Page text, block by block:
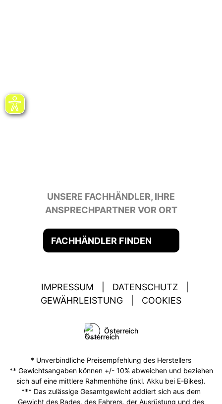
UNSERE FACHHÄNDLER, IHRE
ANSPRECHPARTNER VOR ORT
FACHHÄNDLER FINDEN
IMPRESSUM DATENSCHUTZ
GEWÄHRLEISTUNG
COOKIES
Österreich
* Unverbindliche Preisempfehlung des Herstellers
** Gewichtsangaben können +/- 10% abweichen und beziehen
sich auf eine mittlere Rahmenhöhe (inkl. Akku bei E-Bikes).
*** Das zulässige Gesamtgewicht addiert sich aus dem
Gewicht des Rades, des Fahrers, der Ausrüstung und des